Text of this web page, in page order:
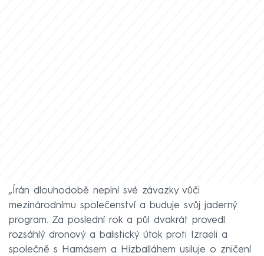
„Írán dlouhodobě neplní své závazky vůči
mezinárodnímu společenství a buduje svůj jaderný
program. Za poslední rok a půl dvakrát provedl
rozsáhlý dronový a balistický útok proti Izraeli a
společně s Hamásem a Hizballáhem usiluje o zničení